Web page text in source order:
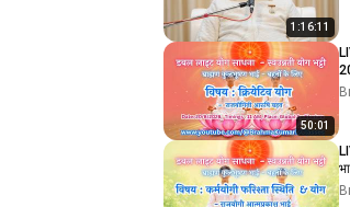
1:16:11
50:01